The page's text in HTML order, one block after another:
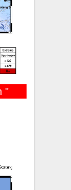
"